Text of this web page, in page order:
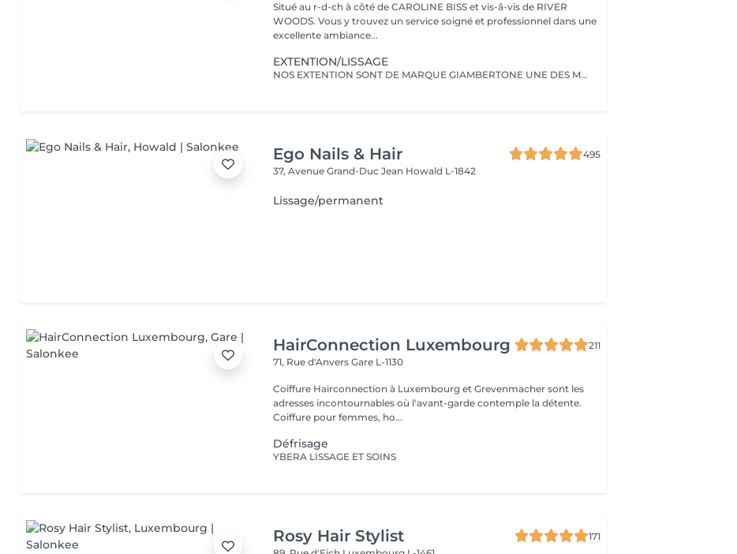
Situé au r-d-ch à côté de CAROLINE BISS et vis-â-vis de RIVER
WOODS. Vous y trouvez un service soigné et professionnel dans une
excellente ambiance...
EXTENTION/LISSAGE
NOS EXTENTION SONT DE MARQUE GIAMBERTONE UNE DES MEILLEUR SUR LE MARCHE.100% CHEVEUX NATUREL.Nous proposont aussi des extentions de marque Hairdreams qui ce colle.
Ego Nails & Hair
495
37, Avenue Grand-Duc Jean Howald L-1842
Lissage/permanent
HairConnection Luxembourg
211
71, Rue d'AnversGare L-1130
Coiffure Hairconnection à Luxembourg et Grevenmacher sont les
adresses incontournables où l'avant-garde contemple la détente.
Coiffure pour femmes, ho...
Défrisage
YBERA LISSAGE ET SOINS
Rosy Hair Stylist
171